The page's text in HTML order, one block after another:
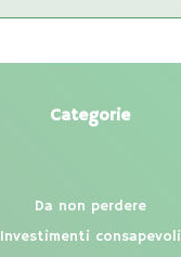
Categorie
Da non perdere
Investimenti consapevoli